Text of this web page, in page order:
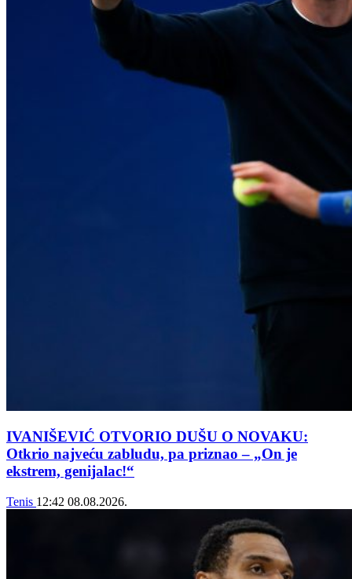
IVANIŠEVIĆ OTVORIO DUŠU O NOVAKU:
Otkrio najveću zabludu, pa priznao – „On je
ekstrem, genijalac!“
Tenis 12:42 08.08.2026.